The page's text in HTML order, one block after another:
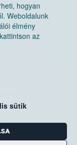
hogyan
Weboldalunk
élmény
az
sütik
30.